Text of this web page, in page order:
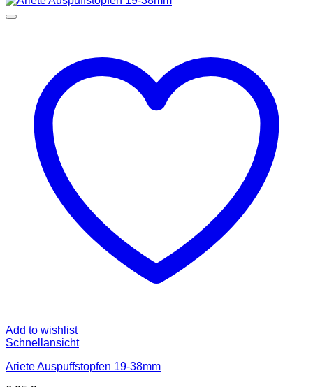
Add to wishlist
Schnellansicht
Ariete Auspuffstopfen 19-38mm